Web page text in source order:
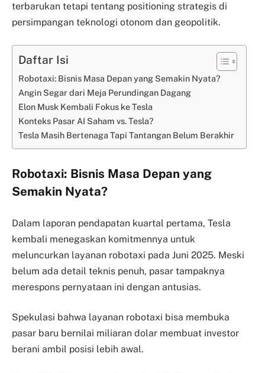
terbarukan tetapi tentang positioning strategis di
persimpangan teknologi otonom dan geopolitik.
Daftar Isi
Robotaxi: Bisnis Masa Depan yang Semakin Nyata?
Angin Segar dari Meja Perundingan Dagang
Elon Musk Kembali Fokus ke Tesla
Konteks Pasar AI Saham vs. Tesla?
Tesla Masih Bertenaga Tapi Tantangan Belum Berakhir
Robotaxi: Bisnis Masa Depan yang
Semakin Nyata?
Dalam laporan pendapatan kuartal pertama, Tesla
kembali menegaskan komitmennya untuk
meluncurkan layanan robotaxi pada Juni 2025. Meski
belum ada detail teknis penuh, pasar tampaknya
merespons pernyataan ini dengan antusias.
Spekulasi bahwa layanan robotaxi bisa membuka
pasar baru bernilai miliaran dolar membuat investor
berani ambil posisi lebih awal.